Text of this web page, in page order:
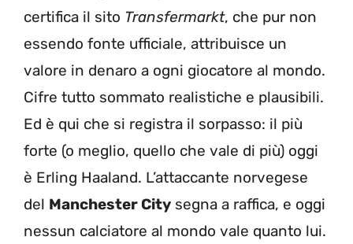
certifica il sito Transfermarkt, che pur non
essendo fonte ufficiale, attribuisce un
valore in denaro a ogni giocatore al mondo.
Cifre tutto sommato realistiche e plausibili.
Ed è qui che si registra il sorpasso: il più
forte (o meglio, quello che vale di più) oggi
è Erling Haaland. L’attaccante norvegese
del Manchester City segna a raffica, e oggi
nessun calciatore al mondo vale quanto lui.